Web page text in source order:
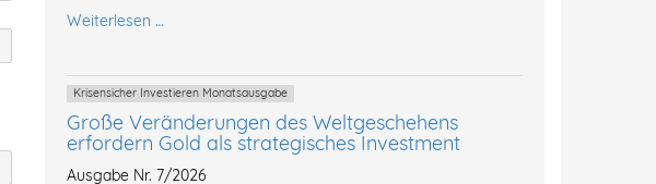
Weiterlesen …
Krisensicher Investieren Monatsausgabe
Große Veränderungen des Weltgeschehens
erfordern Gold als strategisches Investment
Ausgabe Nr. 7/2026